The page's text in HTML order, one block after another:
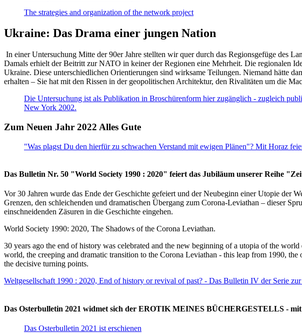
The strategies and organization of the network project
Ukraine: Das Drama einer jungen Nation
In einer Untersuchung Mitte der 90er Jahre stellten wir quer durch das Regionsgefüge des
Damals erhielt der Beitritt zur NATO in keiner der Regionen eine Mehrheit. Die regionalen
Ukraine. Diese unterschiedlichen Orientierungen sind wirksame Teilungen. Niemand hätte
erhalten – Sie hat mit den Rissen in der geopolitischen Architektur, den Rivalitäten um die
Die Untersuchung ist als Publikation in Broschürenform hier zugänglich - zugleich
New York 2002.
Zum Neuen Jahr 2022 Alles Gute
"Was plagst Du den hierfür zu schwachen Verstand mit ewigen Plänen"? Mit Horaz
Das Bulletin Nr. 50 "World Society 1990 : 2020" feiert das Jubiläum unserer Reihe
Vor 30 Jahren wurde das Ende der Geschichte gefeiert und der Neubeginn einer Utopie
Grenzen, den schleichenden und dramatischen Übergang zum Corona-Leviathan – dieser
einschneidenden Zäsuren in die Geschichte eingehen.
World Society 1990: 2020, The Shadows of the Corona Leviathan.
30 years ago the end of history was celebrated and the new beginning of a utopia of the
world, the creeping and dramatic transition to the Corona Leviathan - this leap from 1990,
the decisive turning points.
Weltgesellschaft 1990 : 2020, End of history or revival of past? - Das Bulletin IV der Serie
Das Osterbulletin 2021 widmet sich der EROTIK MEINES BÜCHERGESTELLS -
Das Osterbulletin 2021 ist erschienen